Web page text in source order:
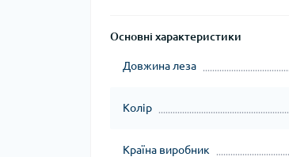
Основні характеристики
Довжина леза
Колір
Країна виробник